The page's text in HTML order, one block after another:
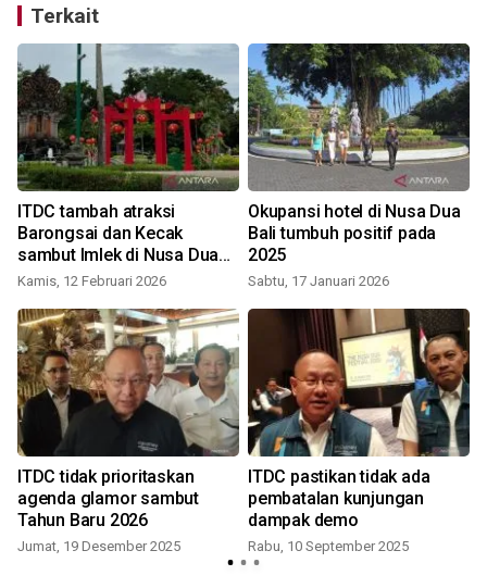
Terkait
ITDC tambah atraksi
Barongsai dan Kecak
sambut Imlek di Nusa Dua
Bali
Kamis, 12 Februari 2026
Okupansi hotel di Nusa Dua
Bali tumbuh positif pada
2025
Sabtu, 17 Januari 2026
ITDC tidak prioritaskan
agenda glamor sambut
Tahun Baru 2026
Jumat, 19 Desember 2025
ITDC pastikan tidak ada
pembatalan kunjungan
dampak demo
Rabu, 10 September 2025